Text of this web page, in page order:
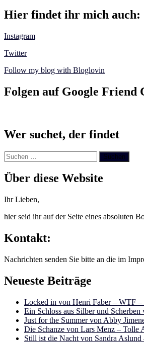
Hier findet ihr mich auch:
Instagram
Twitter
Follow my blog with Bloglovin
Folgen auf Google Friend
Wer suchet, der findet
Suchen
nach:
Über diese Website
Ihr Lieben,
hier seid ihr auf der Seite eines absoluten
Kontakt:
Nachrichten senden Sie bitte an die im
Neueste Beiträge
Locked in von Henri Faber – WTF
Ein Schloss aus Silber und
Just for the Summer von Abby
Die Schanze von Lars Menz – Tolle
Still ist die Nacht von Sandra